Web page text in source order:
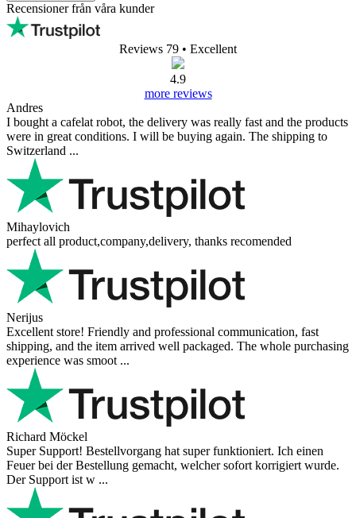
Recensioner från våra kunder
Reviews 79 • Excellent
4.9
more reviews
Andres
I bought a cafelat robot, the delivery was really fast and the products
were in great conditions. I will be buying again. The shipping to
Switzerland ...
Mihaylovich
perfect all product,company,delivery, thanks recomended
Nerijus
Excellent store! Friendly and professional communication, fast
shipping, and the item arrived well packaged. The whole purchasing
experience was smoot ...
Richard Möckel
Super Support! Bestellvorgang hat super funktioniert. Ich einen
Feuer bei der Bestellung gemacht, welcher sofort korrigiert wurde.
Der Support ist w ...